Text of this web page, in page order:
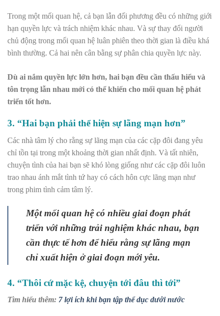
Trong một mối quan hệ, cả bạn lẫn đối phương đều có những giới
hạn quyền lực và trách nhiệm khác nhau. Và sự thay đổi người
chủ động trong mối quan hệ luân phiên theo thời gian là điều khá
bình thường. Cả hai nên cân bằng sự phân chia quyền lực này.
Dù ai nắm quyền lực lớn hơn, hai bạn đều cần thấu hiểu và
tôn trọng lẫn nhau mới có thể khiến cho mối quan hệ phát
triển tốt hơn.
3. “Hai bạn phải thể hiện sự lãng mạn hơn”
Các nhà tâm lý cho rằng sự lãng mạn của các cặp đôi đang yêu
chỉ tồn tại trong một khoảng thời gian nhất định. Và tất nhiên,
chuyện tình của hai bạn sẽ khó lòng giống như các cặp đôi luôn
trao nhau ánh mắt tình tứ hay có cách hôn cực lãng mạn như
trong phim tình cảm tâm lý.
Một mối quan hệ có nhiều giai đoạn phát
triển với những trải nghiệm khác nhau, bạn
cần thực tế hơn để hiểu rằng sự lãng mạn
chỉ xuất hiện ở giai đoạn mới yêu.
4. “Thôi cứ mặc kệ, chuyện tới đâu thì tới”
Tìm hiểu thêm: 7 lợi ích khi bạn tập thể dục dưới nước